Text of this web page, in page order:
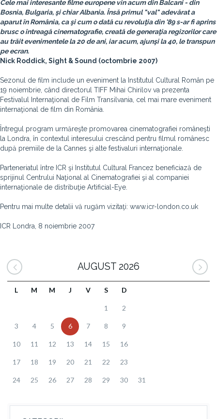
Cele mai interesante filme europene vin acum din Balcani - din
Bosnia, Bulgaria, şi chiar Albania. Însă primul "val" adevărat a
aparut în România, ca şi cum o dată cu revoluţia din '89 s-ar fi aprins
brusc o întreagă cinematografie, creată de generaţia regizorilor care
au trăit evenimentele la 20 de ani, iar acum, ajunşi la 40, le transpun
pe ecran.
Nick Roddick, Sight & Sound (octombrie 2007)
Sezonul de film include un eveniment la Institutul Cultural Român pe
19 noiembrie, când directorul TIFF Mihai Chirilov va prezenta
Festivalul Internaţional de Film Transilvania, cel mai mare eveniment
internaţional de film din România.
Întregul program urmăreşte promovarea cinematografiei româneşti
la Londra, în contextul interesului crescând pentru filmul românesc
după premiile de la Cannes şi alte festivaluri internaţionale.
Parteneriatul între ICR şi Institutul Cultural Francez beneficiază de
sprijinul Centrului Naţional al Cinematografiei şi al companiei
internaţionale de distribuţie Artificial-Eye.
Pentru mai multe detalii vă rugăm vizitaţi: www.icr-london.co.uk
ICR Londra, 8 noiembrie 2007
AUGUST 2026
L M M J V S D
1 2
3 4 5 6 7 8 9
10 11 12 13 14 15 16
17 18 19 20 21 22 23
24 25 26 27 28 29 30 31